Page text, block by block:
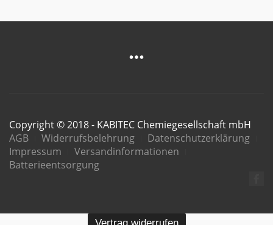
Copyright © 2018 - KABITEC Chemiegesellschaft mbH
AGB
Widerrufsbelehrung
Datenschutzerklärung
Impressum
Versandinformationen
Batterieentsorgung